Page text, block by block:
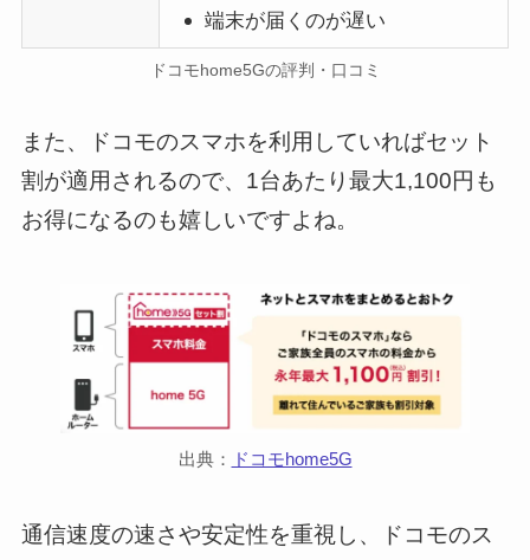
端末が届くのが遅い
ドコモhome5Gの評判・口コミ
また、ドコモのスマホを利用していればセット
割が適用されるので、1台あたり最大1,100円も
お得になるのも嬉しいですよね。
出典： ドコモhome5G
通信速度の速さや安定性を重視し、ドコモのス